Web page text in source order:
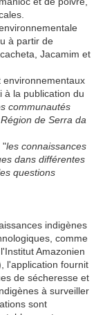
à partir de
Jacamim et
environnementaux
à la publication du
communautés
de Serra da
"les connaissances
dans différentes
questions
indigènes
comme
Amazonien
l'application fournit
de sécheresse et
à surveiller
sont